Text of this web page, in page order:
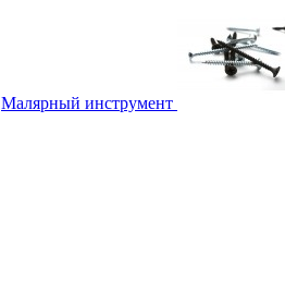
Малярный инструмент